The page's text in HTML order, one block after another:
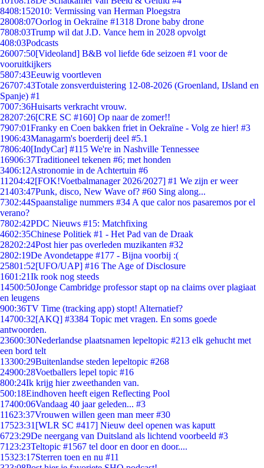
8408:152010: Vermissing van Herman Ploegstra
28008:07Oorlog in Oekraïne #1318 Drone baby drone
7808:03Trump wil dat J.D. Vance hem in 2028 opvolgt
408:03Podcasts
26007:50[Videoland] B&B vol liefde 6de seizoen #1 voor de
vooruitkijkers
5807:43Eeuwig voortleven
26707:43Totale zonsverduistering 12-08-2026 (Groenland, IJsland en
Spanje) #1
7007:36Huisarts verkracht vrouw.
28207:26[CRE SC #160] Op naar de zomer!!
7907:01Franky en Coen bakken friet in Oekraïne - Volg ze hier! #3
1906:43Managarm's boerderij deel #5.1
7806:40[IndyCar] #115 We're in Nashville Tennessee
16906:37Traditioneel tekenen #6; met honden
3406:12Astronomie in de Achtertuin #6
11204:42[FOK!Voetbalmanager 2026/2027] #1 We zijn er weer
21403:47Punk, disco, New Wave of? #60 Sing along...
7302:44Spaanstalige nummers #34 A que calor nos pasaremos por el
verano?
7802:42PDC Nieuws #15: Matchfixing
4602:35Chinese Politiek #1 - Het Pad van de Draak
28202:24Post hier pas overleden muzikanten #32
2802:19De Avondetappe #177 - Bijna voorbij :(
25801:52[UFO/UAP] #16 The Age of Disclosure
1601:21Ik rook nog steeds
14500:50Jonge Cambridge professor stapt op na claims over plagiaat
en leugens
900:36TV Time (tracking app) stopt! Alternatief?
14700:32[AKQ] #3384 Topic met vragen. En soms goede
antwoorden.
23600:30Nederlandse plaatsnamen lepeltopic #213 elk gehucht met
een bord telt
13300:29Buitenlandse steden lepeltopic #268
24900:28Voetballers lepel topic #16
800:24Ik krijg hier zweethanden van.
500:18Eindhoven heeft eigen Reflecting Pool
17400:06Vandaag 40 jaar geleden... #3
11623:37Vrouwen willen geen man meer #30
17523:31 [WLR SC #417] Nieuw deel openen was kaputt
6723:29De neergang van Duitsland als lichtend voorbeeld #3
71 23:23Teltopic #1567 tel door en door en door....
15323:17Sterren toen en nu #11